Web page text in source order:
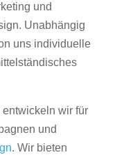
und
Unabhängig
uns individuelle
entwickeln wir für
und
. Wir bieten